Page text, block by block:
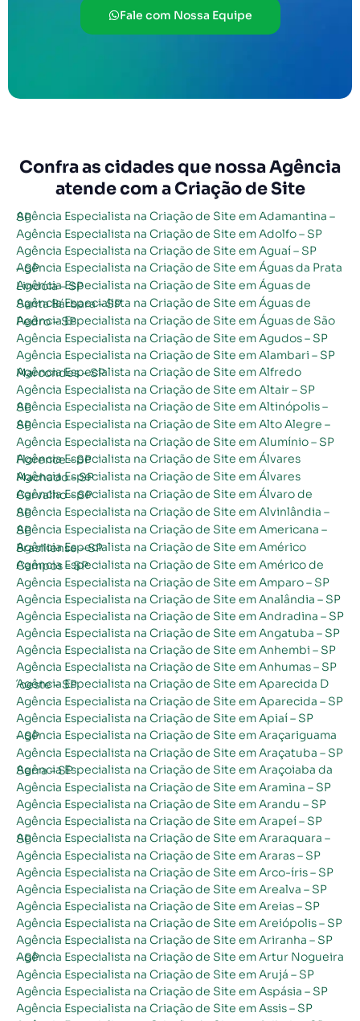
Fale com Nossa Equipe
Confra as cidades que nossa Agência
atende com a Criação de Site
Agência Especialista na Criação de Site em Adamantina – SP
Agência Especialista na Criação de Site em Adolfo – SP
Agência Especialista na Criação de Site em Aguaí – SP
Agência Especialista na Criação de Site em Águas da Prata – SP
Agência Especialista na Criação de Site em Águas de Lindóia – SP
Agência Especialista na Criação de Site em Águas de Santa Bárbara – SP
Agência Especialista na Criação de Site em Águas de São Pedro – SP
Agência Especialista na Criação de Site em Agudos – SP
Agência Especialista na Criação de Site em Alambari – SP
Agência Especialista na Criação de Site em Alfredo Marcondes – SP
Agência Especialista na Criação de Site em Altair – SP
Agência Especialista na Criação de Site em Altinópolis – SP
Agência Especialista na Criação de Site em Alto Alegre – SP
Agência Especialista na Criação de Site em Alumínio – SP
Agência Especialista na Criação de Site em Álvares Florence – SP
Agência Especialista na Criação de Site em Álvares Machado – SP
Agência Especialista na Criação de Site em Álvaro de Carvalho – SP
Agência Especialista na Criação de Site em Alvinlândia – SP
Agência Especialista na Criação de Site em Americana – SP
Agência Especialista na Criação de Site em Américo Brasiliense – SP
Agência Especialista na Criação de Site em Américo de Campos – SP
Agência Especialista na Criação de Site em Amparo – SP
Agência Especialista na Criação de Site em Analândia – SP
Agência Especialista na Criação de Site em Andradina – SP
Agência Especialista na Criação de Site em Angatuba – SP
Agência Especialista na Criação de Site em Anhembi – SP
Agência Especialista na Criação de Site em Anhumas – SP
Agência Especialista na Criação de Site em Aparecida D´oeste – SP
Agência Especialista na Criação de Site em Aparecida – SP
Agência Especialista na Criação de Site em Apiaí – SP
Agência Especialista na Criação de Site em Araçariguama – SP
Agência Especialista na Criação de Site em Araçatuba – SP
Agência Especialista na Criação de Site em Araçoiaba da Serra – SP
Agência Especialista na Criação de Site em Aramina – SP
Agência Especialista na Criação de Site em Arandu – SP
Agência Especialista na Criação de Site em Arapeí – SP
Agência Especialista na Criação de Site em Araraquara – SP
Agência Especialista na Criação de Site em Araras – SP
Agência Especialista na Criação de Site em Arco-íris – SP
Agência Especialista na Criação de Site em Arealva – SP
Agência Especialista na Criação de Site em Areias – SP
Agência Especialista na Criação de Site em Areiópolis – SP
Agência Especialista na Criação de Site em Ariranha – SP
Agência Especialista na Criação de Site em Artur Nogueira – SP
Agência Especialista na Criação de Site em Arujá – SP
Agência Especialista na Criação de Site em Aspásia – SP
Agência Especialista na Criação de Site em Assis – SP